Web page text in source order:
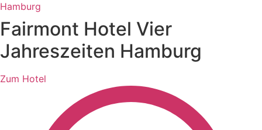
Hamburg
Fairmont Hotel Vier
Jahreszeiten Hamburg
Zum Hotel